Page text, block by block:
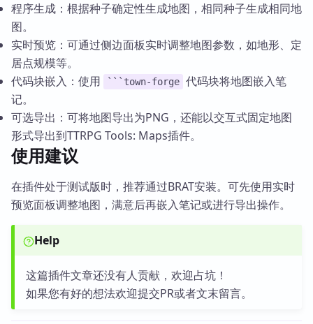
程序生成：根据种子确定性生成地图，相同种子生成相同地
图。
实时预览：可通过侧边面板实时调整地图参数，如地形、定
居点规模等。
代码块嵌入：使用
```town-forge 代码块将地图嵌入笔
记。
可选导出：可将地图导出为PNG，还能以交互式固定地图
形式导出到TTRPG Tools: Maps插件。
使用建议
在插件处于测试版时，推荐通过BRAT安装。可先使用实时
预览面板调整地图，满意后再嵌入笔记或进行导出操作。
Help
这篇插件文章还没有人贡献，欢迎占坑！
如果您有好的想法欢迎提交PR或者文末留言。